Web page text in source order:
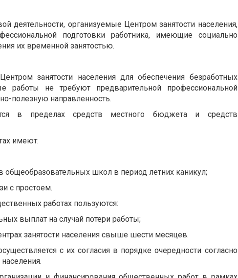
деятельности, организуемые Центром занятости населения,
подготовки работника, имеющие социально
их временной занятостью.
занятости населения для обеспечения безработных
работы не требуют предварительной профессиональной
полезную направленность.
в пределах средств местного бюджета и средств
имеют:
общеобразовательных школ в период летних каникул;
с простоем.
работах пользуются:
выплат на случай потери работы;
занятости населения свыше шести месяцев.
с их согласия в порядке очередности согласно